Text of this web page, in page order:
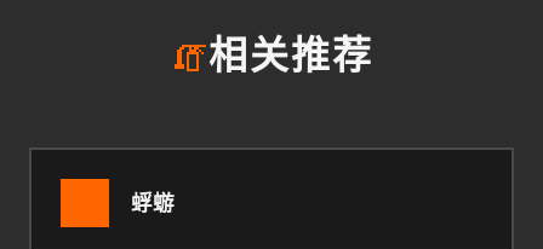
🧯相关推荐
蜉蝣